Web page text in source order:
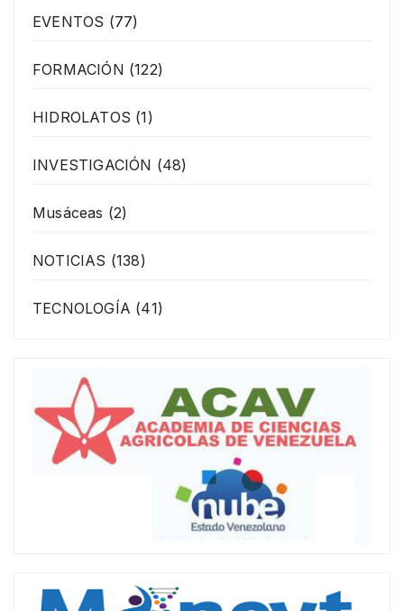
EVENTOS (77)
FORMACIÓN (122)
HIDROLATOS (1)
INVESTIGACIÓN (48)
Musáceas (2)
NOTICIAS (138)
TECNOLOGÍA (41)